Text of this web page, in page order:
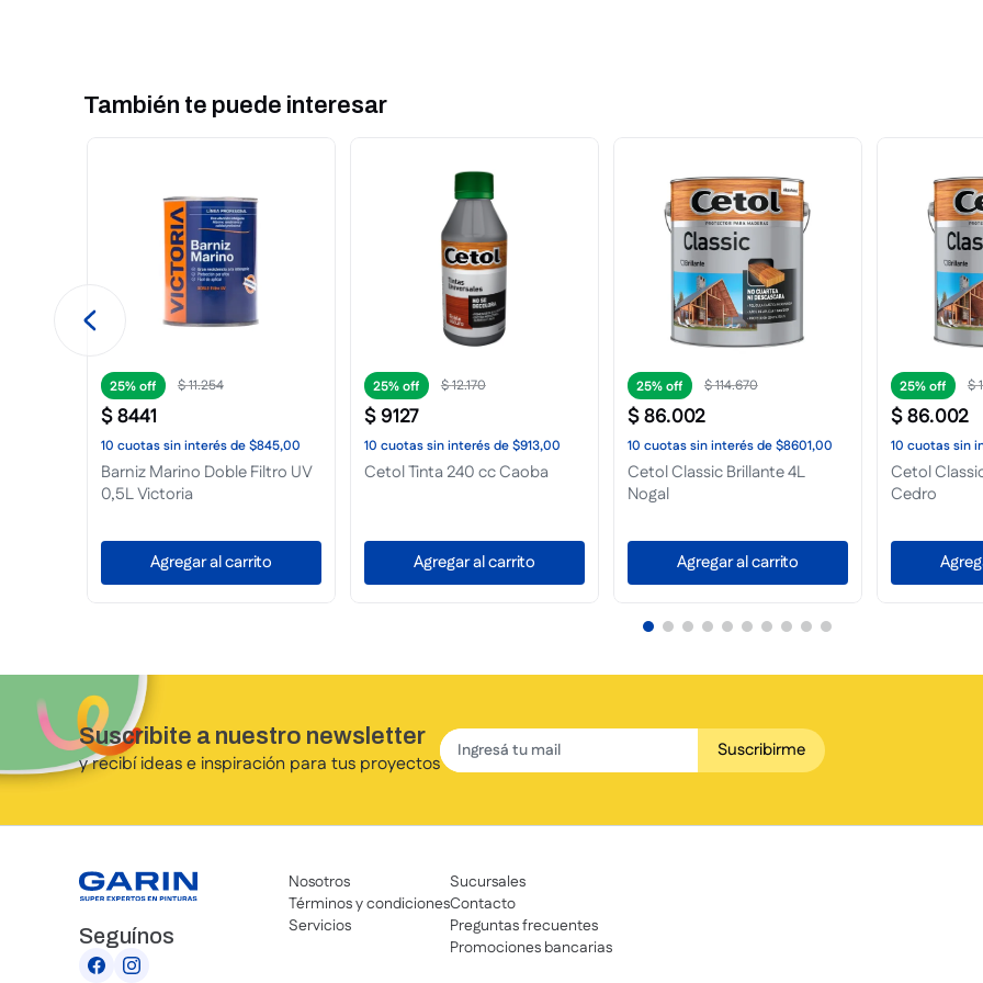
También te puede interesar
25% $20.364
$15.273
10 cuotassin interésde$1528,00
Impregnante Satinado 1L
Caoba
Agregar al carrito
25% $91.448
$ 68.586
10 cuotassin interésde$6859,00
7 Vidas 1L Roble
Agregar al carrito
25% $355.373
$266.530
10 cuotassin interésde$26.653,00
Impregnante Brillante 20L
Natural
Agregar al carrito
25% $
$53.780
10 cuotassin
Barniz
Tersuave
Suscribite a nuestro newsletter
y recibí ideas e inspiración para tus proyectos
Suscribirme
Seguínos
Nosotros
Términos y condiciones
Servicios
Sucursales
Contacto
Preguntas frecuentes
Promociones bancarias